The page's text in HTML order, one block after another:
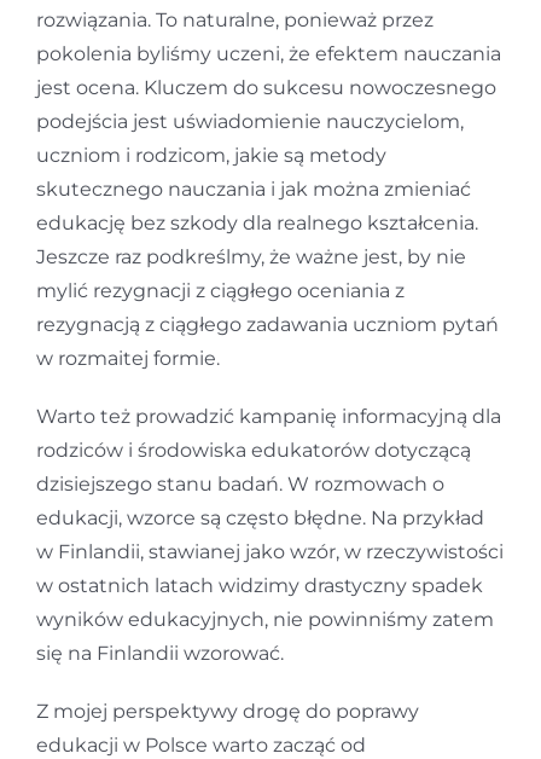
rozwiązania. To naturalne, ponieważ przez
pokolenia byliśmy uczeni, że efektem nauczania
jest ocena. Kluczem do sukcesu nowoczesnego
podejścia jest uświadomienie nauczycielom,
uczniom i rodzicom, jakie są metody
skutecznego nauczania i jak można zmieniać
edukację bez szkody dla realnego kształcenia.
Jeszcze raz podkreślmy, że ważne jest, by nie
mylić rezygnacji z ciągłego oceniania z
rezygnacją z ciągłego zadawania uczniom pytań
w rozmaitej formie.
Warto też prowadzić kampanię informacyjną dla
rodziców i środowiska edukatorów dotyczącą
dzisiejszego stanu badań. W rozmowach o
edukacji, wzorce są często błędne. Na przykład
w Finlandii, stawianej jako wzór, w rzeczywistości
w ostatnich latach widzimy drastyczny spadek
wyników edukacyjnych, nie powinniśmy zatem
się na Finlandii wzorować.
Z mojej perspektywy drogę do poprawy
edukacji w Polsce warto zacząć od